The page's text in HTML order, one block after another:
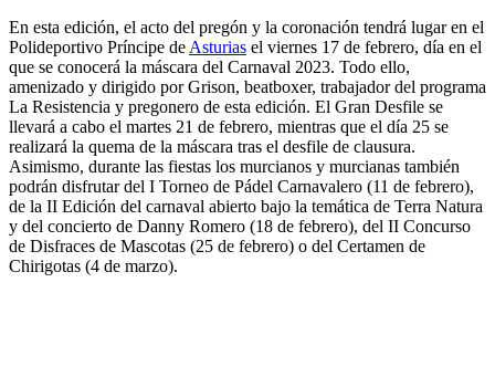
En esta edición, el acto del pregón y la coronación tendrá lugar en el
Polideportivo Príncipe de Asturias el viernes 17 de febrero, día en el
que se conocerá la máscara del Carnaval 2023. Todo ello,
amenizado y dirigido por Grison, beatboxer, trabajador del programa
La Resistencia y pregonero de esta edición. El Gran Desfile se
llevará a cabo el martes 21 de febrero, mientras que el día 25 se
realizará la quema de la máscara tras el desfile de clausura.
Asimismo, durante las fiestas los murcianos y murcianas también
podrán disfrutar del I Torneo de Pádel Carnavalero (11 de febrero),
de la II Edición del carnaval abierto bajo la temática de Terra Natura
y del concierto de Danny Romero (18 de febrero), del II Concurso
de Disfraces de Mascotas (25 de febrero) o del Certamen de
Chirigotas (4 de marzo).